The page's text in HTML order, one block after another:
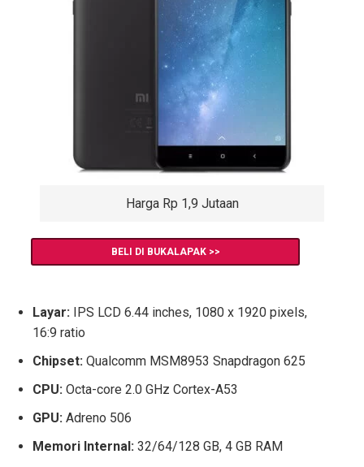
Harga Rp 1,9 Jutaan
BELI DI BUKALAPAK >>
Layar: IPS LCD 6.44 inches, 1080 x 1920 pixels,
16:9 ratio
Chipset: Qualcomm MSM8953 Snapdragon 625
CPU: Octa-core 2.0 GHz Cortex-A53
GPU: Adreno 506
Memori Internal: 32/64/128 GB, 4 GB RAM